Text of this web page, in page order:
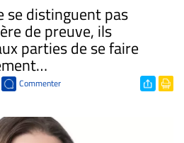
se distinguent pas
de preuve, ils
parties de se faire
Commenter